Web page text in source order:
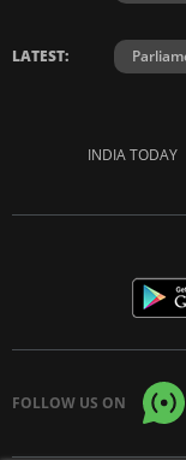
LATEST:
INDIA TODAY
FOLLOW US ON